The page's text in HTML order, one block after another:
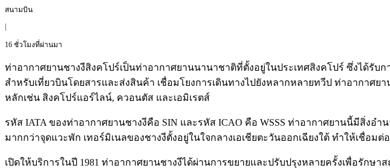
สนามบิน
16 ชั่วโมงที่ผ่านมา
ท่าอากาศยานชางงีสิงคโปร์เป็นท่าอากาศยานนานาชาติที่ตั้งอยู่ในประเทศสิงคโปร์ ซึ่งได้
สำหรับเที่ยวบินโดยสารและส่งสินค้า เชื่อมโยงการเดินทางไปยังหลากหลายทวีป ท่าอากาศ
หลักเช่น สิงคโปร์แอร์ไลน์, ควอนตัส และเอมิเรตส์
รหัส IATA ของท่าอากาศยานชางงีคือ SIN และรหัส ICAO คือ WSSS ท่าอากาศยานนี้มีสิ่ง
มากกว่าจุดแวะพัก เทอร์มิเนลของชางงีตั้งอยู่ในใจกลางเอเชียตะวันออกเฉียงใต้ ทำให้เชื่อ
เปิดให้บริการในปี 1981 ท่าอากาศยานชางงีได้ผ่านการขยายและปรับปรุงหลายครั้งเพื่อรั